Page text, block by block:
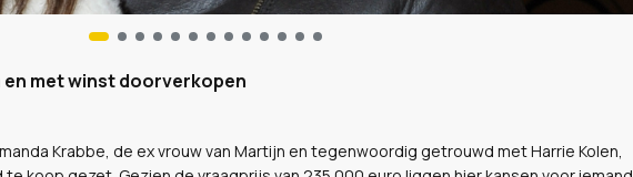
en met winst doorverkopen
Krabbe, de ex vrouw van Martijn en tegenwoordig getrouwd met Harrie Kolen,